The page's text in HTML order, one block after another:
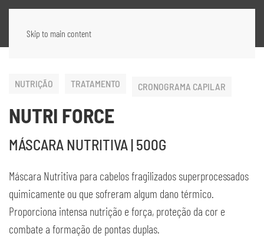
Skip to main content
NUTRIÇÃO TRATAMENTO CRONOGRAMA CAPILAR
NUTRI FORCE
MÁSCARA NUTRITIVA | 500G
Máscara Nutritiva para cabelos fragilizados superprocessados
quimicamente ou que sofreram algum dano térmico.
Proporciona intensa nutrição e força, proteção da cor e
combate a formação de pontas duplas.